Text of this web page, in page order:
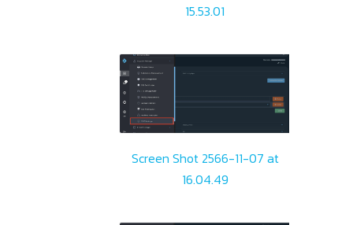
15.53.01
Screen Shot 2566-11-07 at
16.04.49